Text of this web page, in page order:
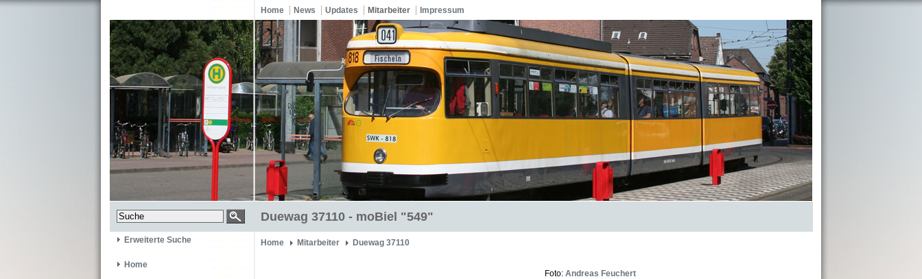
Home News Updates Mitarbeiter Impressum
Duewag 37110 - moBiel "549"
Erweiterte Suche
Home
Home Mitarbeiter Duewag 37110
Foto: Andreas Feuchert